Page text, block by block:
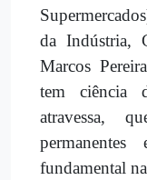
da Indústria,
Marcos
tem ciência
atravessa,
fundamental